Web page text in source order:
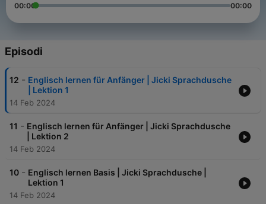
00:00 00:00
Episodi
12 - Englisch lernen für Anfänger | Jicki Sprachdusche
| Lektion 1
14 Feb 2024
11 - Englisch lernen für Anfänger | Jicki Sprachdusche
| Lektion 2
14 Feb 2024
10 - Englisch lernen Basis | Jicki Sprachdusche |
Lektion 1
14 Feb 2024